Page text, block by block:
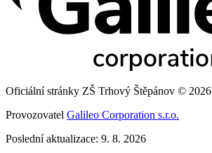
Oficiální stránky ZŠ Trhový Štěpánov © 2026
Provozovatel Galileo Corporation s.r.o.
Poslední aktualizace: 9. 8. 2026